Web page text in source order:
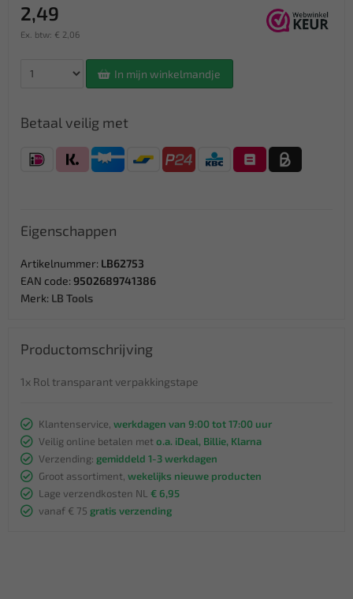
2,49
Ex. btw: € 2,06
In mijn winkelmandje
Betaal veilig met
Eigenschappen
Artikelnummer: LB62753
EAN code: 9502689741386
Merk: LB Tools
Productomschrijving
1x Rol transparant verpakkingstape
Klantenservice, werkdagen van 9:00 tot 17:00 uur
Veilig online betalen met o.a. iDeal, Billie, Klarna
Verzending: gemiddeld 1-3 werkdagen
Groot assortiment, wekelijks nieuwe producten
Lage verzendkosten NL € 6,95
vanaf € 75 gratis verzending